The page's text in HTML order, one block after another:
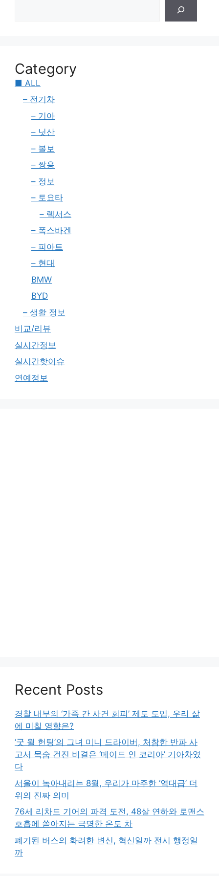
Category
■ ALL
– 전기차
– 기아
– 닛산
– 볼보
– 쌍용
– 정보
– 토요타
– 렉서스
– 폭스바겐
– 피아트
– 현대
BMW
BYD
– 생활 정보
비교/리뷰
실시간정보
실시간핫이슈
연예정보
Recent Posts
경찰 내부의 ‘가족 간 사건 회피’ 제도 도입, 우리 삶
에 미칠 영향은?
‘굿 윌 헌팅’의 그녀 미니 드라이버, 처참한 반파 사
고서 목숨 건진 비결은 ‘메이드 인 코리아’ 기아차였
다
서울이 녹아내리는 8월, 우리가 마주한 ‘역대급’ 더
위의 진짜 의미
76세 리차드 기어의 파격 도전, 48살 연하와 로맨스
호흡에 쏟아지는 극명한 온도 차
폐기된 버스의 화려한 변신, 혁신일까 전시 행정일
까